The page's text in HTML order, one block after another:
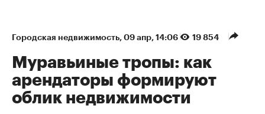
Городская недвижимость 09 апр, 14:06 19 854
Муравьиные тропы: как
арендаторы формируют
облик недвижимости